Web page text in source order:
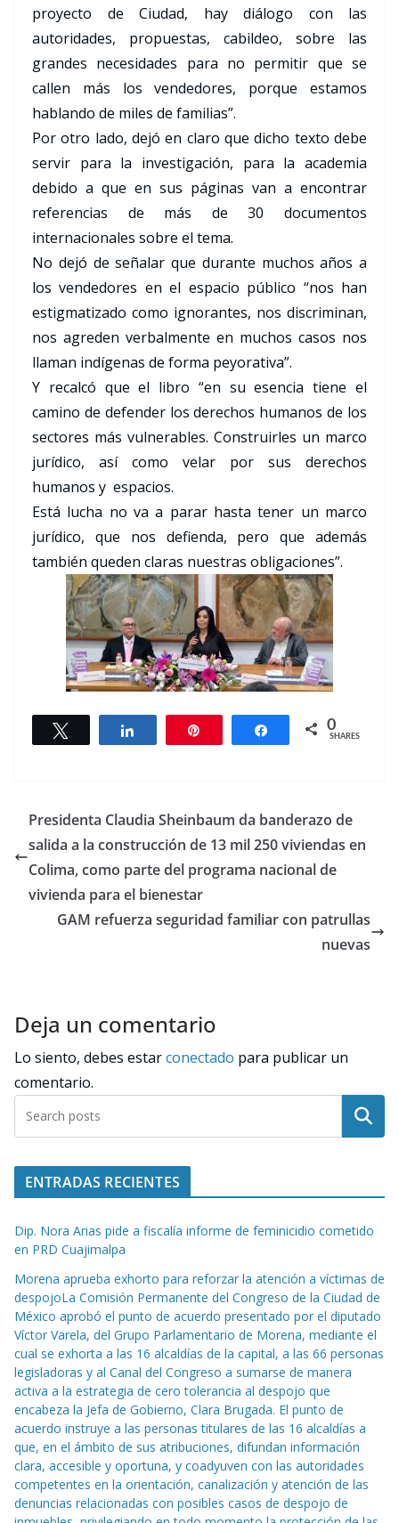
proyecto de Ciudad, hay diálogo con las
autoridades, propuestas, cabildeo, sobre las
grandes necesidades para no permitir que se
callen más los vendedores, porque estamos
hablando de miles de familias”.
Por otro lado, dejó en claro que dicho texto debe
servir para la investigación, para la academia
debido a que en sus páginas van a encontrar
referencias de más de 30 documentos
internacionales sobre el tema.
No dejó de señalar que durante muchos años a
los vendedores en el espacio público “nos han
estigmatizado como ignorantes, nos discriminan,
nos agreden verbalmente en muchos casos nos
llaman indígenas de forma peyorativa”.
Y recalcó que el libro “en su esencia tiene el
camino de defender los derechos humanos de los
sectores más vulnerables. Construirles un marco
jurídico, así como velar por sus derechos
humanos y espacios.
Está lucha no va a parar hasta tener un marco
jurídico, que nos defienda, pero que además
también queden claras nuestras obligaciones”.
Share 0
SHARES
Presidenta Claudia Sheinbaum da banderazo de
salida a la construcción de 13 mil 250 viviendas en
Colima, como parte del programa nacional de
vivienda para el bienestar
GAM refuerza seguridad familiar con patrullas
nuevas
Deja un comentario
Lo siento, debes estarconectado para publicar un
comentario.
Buscar
ENTRADAS RECIENTES
Dip. Nora Arias pide a fiscalía informe de feminicidio cometido
en PRD Cuajimalpa
Morena aprueba exhorto para reforzar la atención a víctimas de
despojoLa Comisión Permanente del Congreso de la Ciudad de
México aprobó el punto de acuerdo presentado por el diputado
Víctor Varela, del Grupo Parlamentario de Morena, mediante el
cual se exhorta a las 16 alcaldías de la capital, a las 66 personas
legisladoras y al Canal del Congreso a sumarse de manera
activa a la estrategia de cero tolerancia al despojo que
encabeza la Jefa de Gobierno, Clara Brugada. El punto de
acuerdo instruye a las personas titulares de las 16 alcaldías a
que, en el ámbito de sus atribuciones, difundan información
clara, accesible y oportuna, y coadyuven con las autoridades
competentes en la orientación, canalización y atención de las
denuncias relacionadas con posibles casos de despojo de